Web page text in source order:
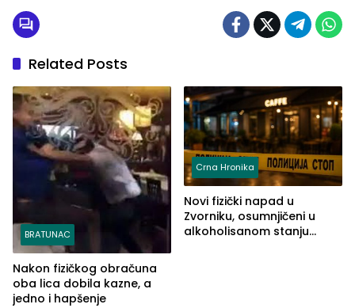
Related Posts
BRATUNAC
Nakon fizičkog obračuna
oba lica dobila kazne, a
jedno i hapšenje
Crna Hronika
Novi fizički napad u
Zvorniku, osumnjičeni u
alkoholisanom stanju